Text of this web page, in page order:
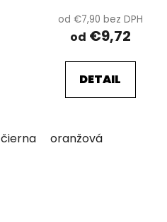
od €7,90 bez DPH
od €9,72
DETAIL
čierna oranžová